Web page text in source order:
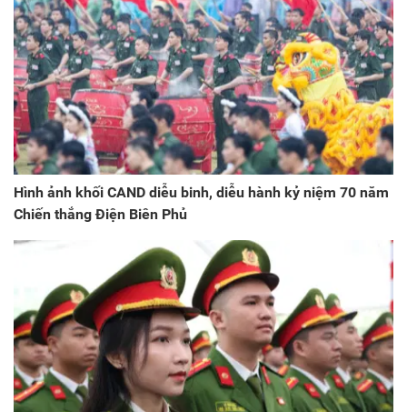
Hình ảnh khối CAND diễu binh, diễu hành kỷ niệm 70 năm
Chiến thắng Điện Biên Phủ